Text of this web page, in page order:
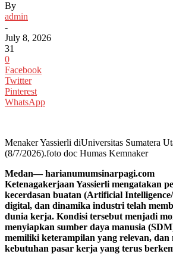
By
admin
-
July 8, 2026
31
0
Facebook
Twitter
Pinterest
WhatsApp
Menaker Yassierli diUniversitas Sumatera
(8/7/2026).foto doc Humas Kemnaker
Medan—
Ketenagakerjaan Yassierli mengatakan
kecerdasan buatan (Artificial
digital, dan dinamika industri telah
dunia kerja. Kondisi tersebut menjadi
menyiapkan sumber daya manusia
memiliki keterampilan yang relevan, dan
kebutuhan pasar kerja yang terus